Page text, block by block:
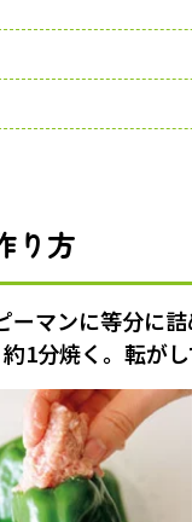
り方
ーマンに等分に
1分焼く。転がし